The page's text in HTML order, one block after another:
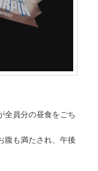
全員分の昼食をごち
も満たされ、午後